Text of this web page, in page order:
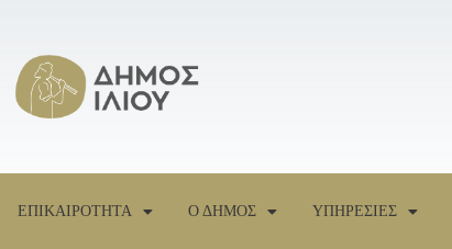
ΕΠΙΚΑΙΡΟΤΗΤΑ Ο ΔΗΜΟΣ ΥΠΗΡΕΣΙΕΣ